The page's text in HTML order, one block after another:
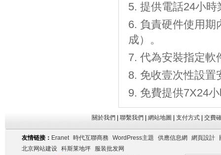
提供電話24小時
負責硬件使用期
成）。
代為安裝指定軟
免收壹次性設置
免費提供7X24
關於我們 聯繫我們 網站地圖 支付方式| 交費
友情链接： Eranet 時代互聯商務 WordPress主題 供應信息網 網頁設計
北京网站建设
科斯莱地坪 服装批发网